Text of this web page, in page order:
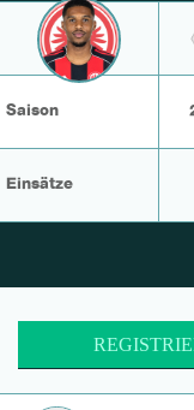
Saison
Einsätze